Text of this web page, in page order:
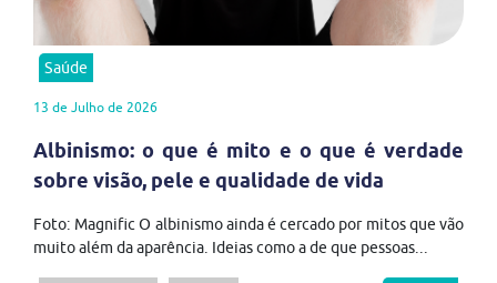
Saúde
13 de Julho de 2026
Albinismo: o que é mito e o que é verdade
sobre visão, pele e qualidade de vida
Foto: Magnific O albinismo ainda é cercado por mitos que vão
muito além da aparência. Ideias como a de que pessoas...